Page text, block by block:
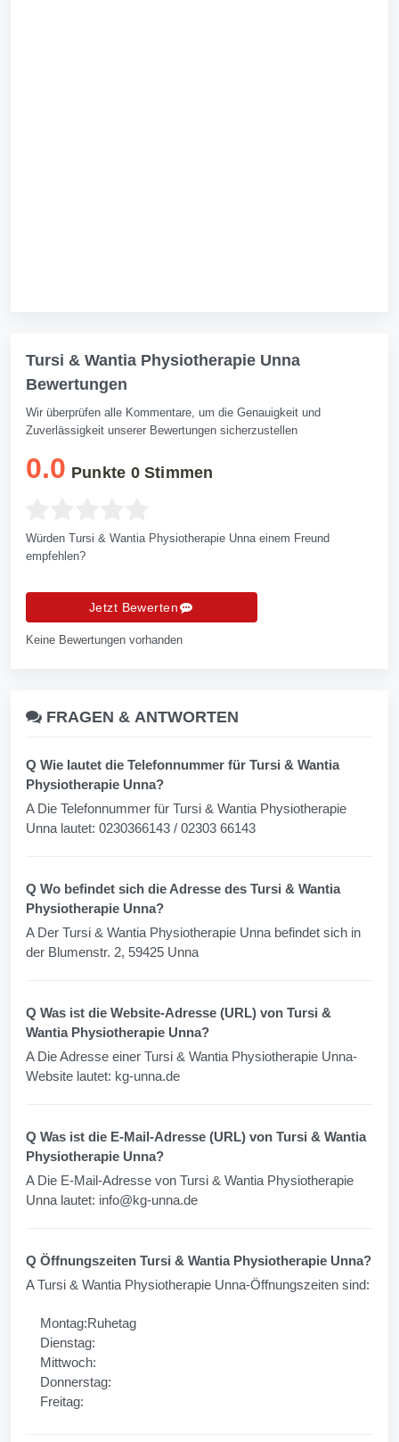
Tursi & Wantia Physiotherapie Unna
Bewertungen
Wir überprüfen alle Kommentare, um die Genauigkeit und
Zuverlässigkeit unserer Bewertungen sicherzustellen
0.0 Punkte 0Stimmen
Würden Tursi & Wantia Physiotherapie Unna einem Freund
empfehlen?
Jetzt Bewerten
Keine Bewertungen vorhanden
FRAGEN & ANTWORTEN
Q Wie lautet die Telefonnummer für Tursi & Wantia
Physiotherapie Unna?
A Die Telefonnummer für Tursi & Wantia Physiotherapie
Unna lautet: 0230366143 / 02303 66143
Q Wo befindet sich die Adresse des Tursi & Wantia
Physiotherapie Unna?
A Der Tursi & Wantia Physiotherapie Unna befindet sich in
der Blumenstr. 2, 59425 Unna
Q Was ist die Website-Adresse (URL) von Tursi &
Wantia Physiotherapie Unna?
A Die Adresse einer Tursi & Wantia Physiotherapie Unna-
Website lautet: kg-unna.de
Q Was ist die E-Mail-Adresse (URL) von Tursi & Wantia
Physiotherapie Unna?
A Die E-Mail-Adresse von Tursi & Wantia Physiotherapie
Unna lautet: info@kg-unna.de
Q Öffnungszeiten Tursi & Wantia Physiotherapie Unna?
A Tursi & Wantia Physiotherapie Unna-Öffnungszeiten sind:
Montag:Ruhetag
Dienstag:
Mittwoch:
Donnerstag:
Freitag: